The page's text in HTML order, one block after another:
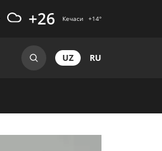
+26 Кечаси +14°
UZ RU